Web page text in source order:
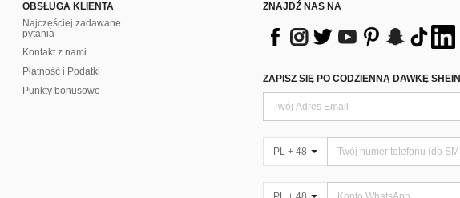
OBSŁUGA KLIENTA
Najczęściej zadawane
pytania
Kontakt z nami
Płatność i Podatki
Punkty bonusowe
ZNAJDŹ NAS NA
ZAPISZ SIĘ PO CODZIENNĄ DAWKĘ SHEIN
PL + 48